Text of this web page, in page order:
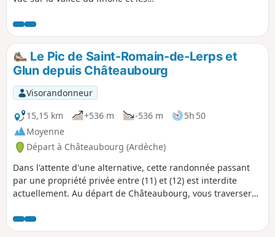
rando se fait malheureusement sur du
goudron (très peu circulé).
Le Pic de Saint-Romain-de-Lerps et
Glun depuis Châteaubourg
Visorandonneur
15,15 km
+536 m -536 m
5h 50
Moyenne
Départ à Châteaubourg (Ardèche)
Dans l'attente d'une alternative, cette randonnée passant
par une propriété privée entre (11) et (12) est interdite
actuellement. Au départ de Châteaubourg, vous traverserez
Romain-de-Lerps d'où vous aurez une vue, à 360°, des
Monts d'Ardèche à la Vallée du Rhône avec, en arrière plan,